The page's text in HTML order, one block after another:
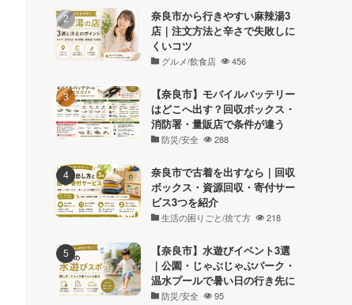
奈良市から行きやすい麻辣湯3
店｜注文方法と辛さで失敗しに
くいコツ
グルメ/飲食店 456
【奈良市】モバイルバッテリー
はどこへ出す？回収ボックス・
消防署・量販店で条件が違う
防災/安全 288
奈良市で古着を出すなら｜回収
ボックス・資源回収・寄付サー
ビス3つを紹介
生活の困りごと/捨て方 218
【奈良市】水遊びイベント3選
｜公園・じゃぶじゃぶパーク・
温水プールで暑い日の行き先に
防災/安全 95